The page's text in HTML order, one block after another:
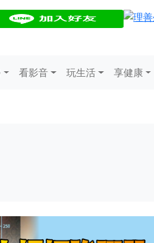
看影音 玩生活 享健康